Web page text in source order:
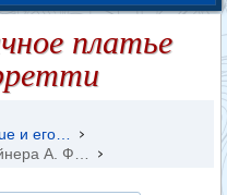
платье
и его…
А. Ф…